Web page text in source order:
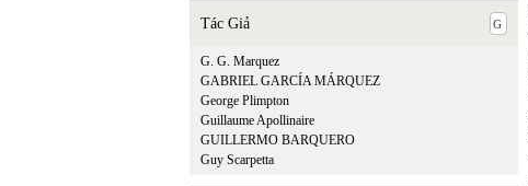
Tác Giả
G. G. Marquez
GABRIEL GARCÍA MÁRQUEZ
George Plimpton
Guillaume Apollinaire
GUILLERMO BARQUERO
Guy Scarpetta